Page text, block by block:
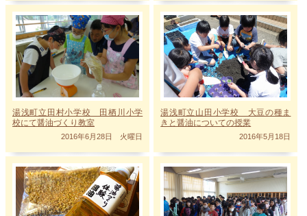
湯浅町立田村小学校 田栖川小学
校にて醤油づくり教室
2016年6月28日 火曜日
湯浅町立山田小学校 大豆の種ま
きと醤油についての授業
2016年5月18日